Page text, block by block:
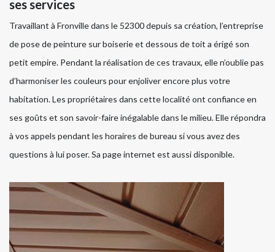
ses services
Travaillant à Fronville dans le 52300 depuis sa création, l’entreprise
de pose de peinture sur boiserie et dessous de toit a érigé son
petit empire. Pendant la réalisation de ces travaux, elle n’oublie pas
d’harmoniser les couleurs pour enjoliver encore plus votre
habitation. Les propriétaires dans cette localité ont confiance en
ses goûts et son savoir-faire inégalable dans le milieu. Elle répondra
à vos appels pendant les horaires de bureau si vous avez des
questions à lui poser. Sa page internet est aussi disponible.